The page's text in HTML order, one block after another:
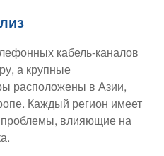
кабель-каналов
а крупные
расположены в Азии,
Каждый регион имеет
влияющие на